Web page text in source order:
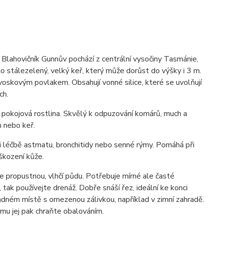
Gunnův pochází z centrální vysočiny Tasmánie,
stálezelený, velký keř, který může dorůst do výšky i 3 m.
povlakem. Obsahují vonné silice, které se uvolňují
rostlina. Skvělý k odpuzování komárů, much a
keř.
astmatu, bronchitidy nebo senné rýmy. Pomáhá při
kůže.
vlhčí půdu. Potřebuje mírné ale časté
používejte drenáž. Dobře snáší řez, ideální ke konci
místě s omezenou zálivkou, například v zimní zahradě.
jej pak chraňte obalováním.